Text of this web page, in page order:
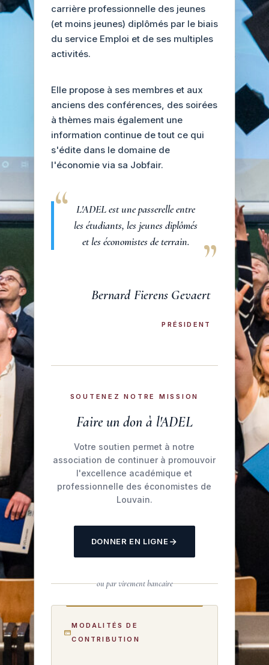
carrière professionnelle des jeunes
(et moins jeunes) diplômés par le biais
du service Emploi et de ses multiples
activités.
Elle propose à ses membres et aux
anciens des conférences, des soirées
à thèmes mais également une
information continue de tout ce qui
s'édite dans le domaine de
l'économie via sa Jobfair.
L'ADEL est une passerelle entre
les étudiants, les jeunes diplômés
et les économistes de terrain.
Bernard Fierens Gevaert
PRÉSIDENT
SOUTENEZ NOTRE MISSION
Faire un don à l'ADEL
Votre soutien permet à notre
association de continuer à promouvoir
l'excellence académique et
professionnelle des économistes de
Louvain.
DONNER EN LIGNE
ou par virement bancaire
MODALITÉS DE
CONTRIBUTION